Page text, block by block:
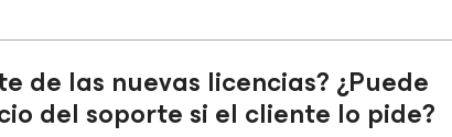
de las nuevas licencias? ¿Puede
del soporte si el cliente lo pide?